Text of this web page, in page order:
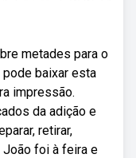
metades para o
pode baixar esta
impressão.
da adição e
retirar,
João foi à feira e